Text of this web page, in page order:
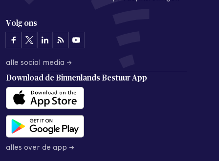
Volg ons
alle social media →
Download de Binnenlands Bestuur App
alles over de app →